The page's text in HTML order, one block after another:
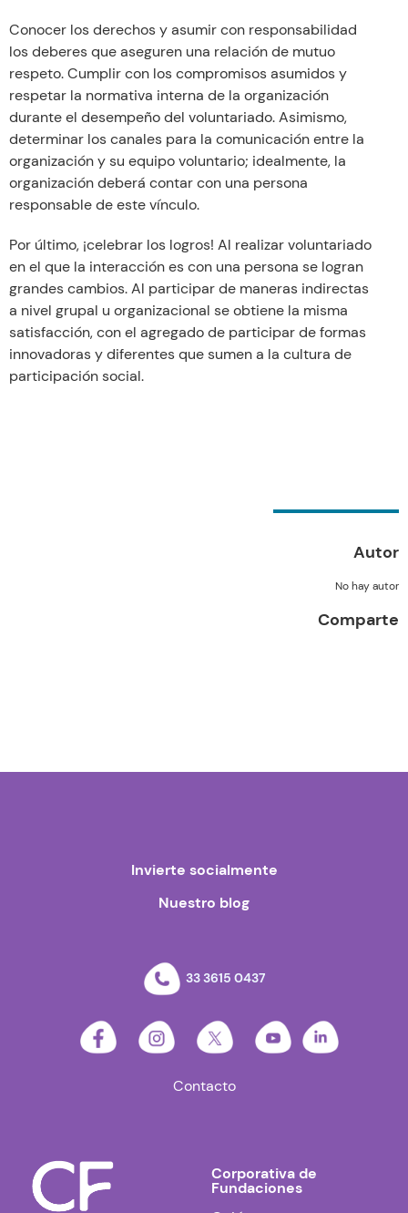
Conocer los derechos y asumir con responsabilidad
los deberes que aseguren una relación de mutuo
respeto. Cumplir con los compromisos asumidos y
respetar la normativa interna de la organización
durante el desempeño del voluntariado. Asimismo,
determinar los canales para la comunicación entre la
organización y su equipo voluntario; idealmente, la
organización deberá contar con una persona
responsable de este vínculo.
Por último, ¡celebrar los logros! Al realizar voluntariado
en el que la interacción es con una persona se logran
grandes cambios. Al participar de maneras indirectas
a nivel grupal u organizacional se obtiene la misma
satisfacción, con el agregado de participar de formas
innovadoras y diferentes que sumen a la cultura de
participación social.
Autor
No hay autor
Comparte
Invierte socialmente
Nuestro blog
33 3615 0437
Contacto
Corporativa de
Fundaciones